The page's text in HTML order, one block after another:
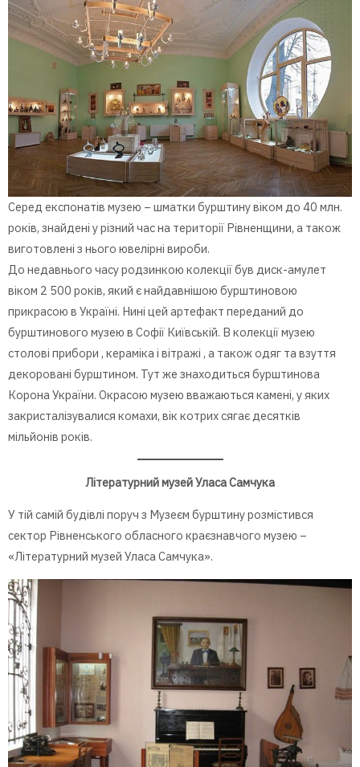
Серед експонатів музею – шматки бурштину віком до 40 млн.
років, знайдені у різний час на території Рівненщини, а також
виготовлені з нього ювелірні вироби.
До недавнього часу родзинкою колекції був диск-амулет
віком 2 500 років, який є найдавнішою бурштиновою
прикрасою в Україні. Нині цей артефакт переданий до
бурштинового музею в Софії Київській. В колекції музею
столові прибори , кераміка і вітражі , а також одяг та взуття
декоровані бурштином. Тут же знаходиться бурштинова
Корона України. Окрасою музею вважаються камені, у яких
закристалізувалися комахи, вік котрих сягає десятків
мільйонів років.
Літературний музей Уласа Самчука
У тій самій будівлі поруч з Музеєм бурштину розмістився
сектор Рівненського обласного краєзнавчого музею –
«Літературний музей Уласа Самчука».